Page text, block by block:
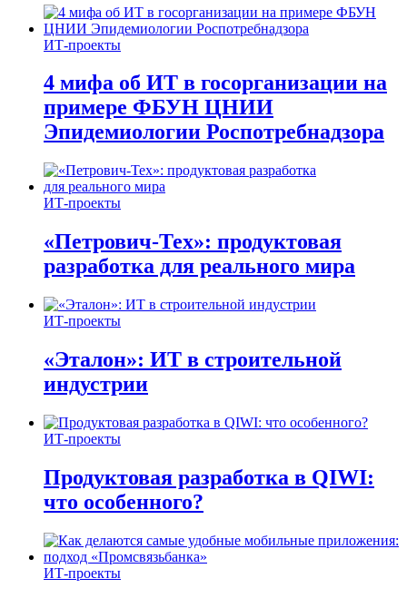
ИТ-проекты
4 мифа об ИТ в госорганизации на
примере ФБУН ЦНИИ
Эпидемиологии Роспотребнадзора
ИТ-проекты
«Петрович-Тех»: продуктовая
разработка для реального мира
ИТ-проекты
«Эталон»: ИТ в строительной
индустрии
ИТ-проекты
Продуктовая разработка в QIWI:
что особенного?
ИТ-проекты